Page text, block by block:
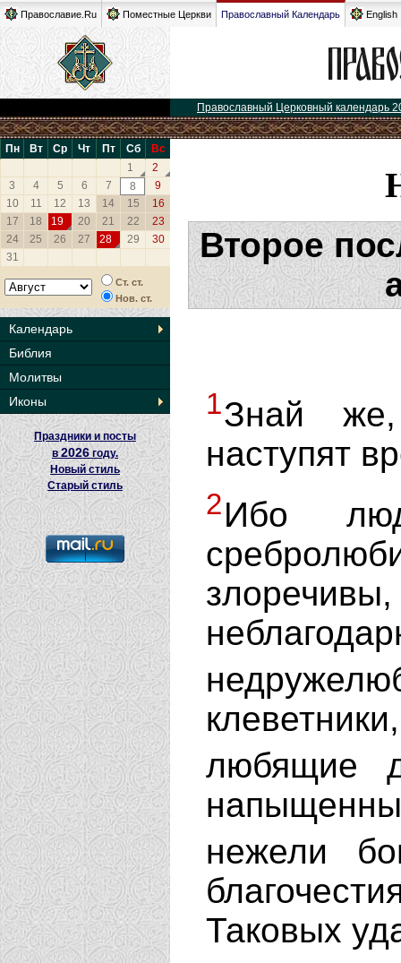
Православие.Ru Поместные Церкви Православный Календарь English
Православный Церковный календарь
Пн Вт Ср Чт Пт Сб
Вс
1
2
3
4 5 6 7 8
9
10
11 12 13 14 15
16
17
18 19 20 21 22
23
24
25 26 27 28 29
30
31
Ст. ст.
Нов. ст.
Календарь
Библия
Молитвы
Иконы
Праздники и посты
в2026 году.
Новый стиль
Старый стиль
Второе
1Знай
наступят
2Ибо
любящие
нежели
Таковых